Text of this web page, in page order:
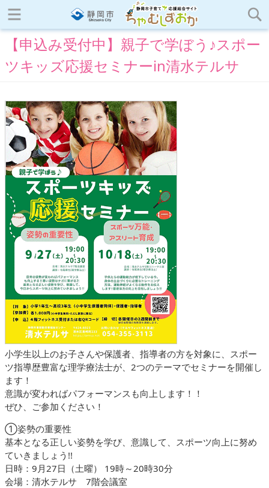
【申込み受付中】親子で学ぼう♪スポー
ツキッズ応援セミナーin清水テルサ
小学生以上のお子さんや保護者、指導者の方を対象に、スポー
ツ指導歴豊富な理学療法士が、2つのテーマでセミナーを開催し
ます！
意識が変わればパフォーマンスも向上します！！
ぜひ、ご参加ください！
①姿勢の重要性
基本となる正しい姿勢を学び、意識して、スポーツ向上に努め
ていきましょう!!
日時：9月27日（土曜） 19時～20時30分
会場：清水テルサ 7階会議室